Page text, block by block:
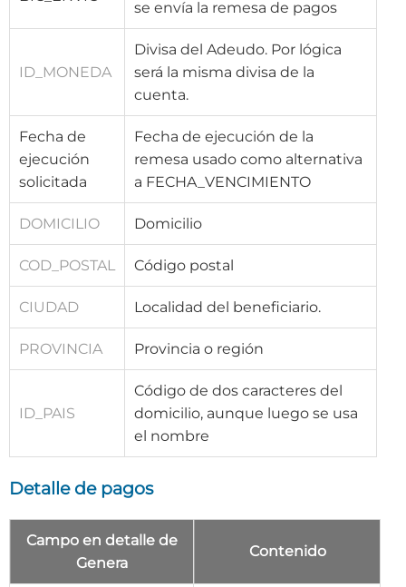
se envía la remesa de pagos
ID_MONEDA
Divisa del Adeudo. Por lógica
será la misma divisa de la
cuenta.
Fecha de
ejecución
solicitada
Fecha de ejecución de la
remesa usado como alternativa
a FECHA_VENCIMIENTO
DOMICILIO Domicilio
COD_POSTAL Código postal
CIUDAD Localidad del beneficiario.
PROVINCIA Provincia o región
ID_PAIS
Código de dos caracteres del
domicilio, aunque luego se usa
el nombre
Detalle de pagos
Campo en detalle de
Genera
Contenido